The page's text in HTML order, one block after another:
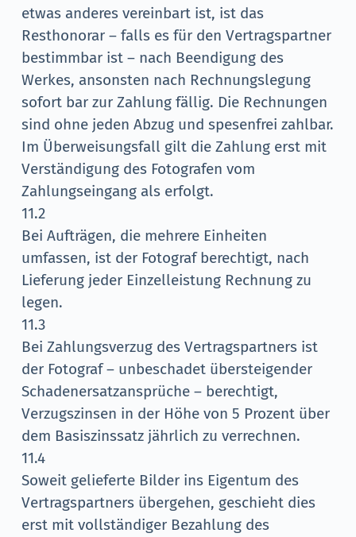
etwas anderes vereinbart ist, ist das
Resthonorar – falls es für den Vertragspartner
bestimmbar ist – nach Beendigung des
Werkes, ansonsten nach Rechnungslegung
sofort bar zur Zahlung fällig. Die Rechnungen
sind ohne jeden Abzug und spesenfrei zahlbar.
Im Überweisungsfall gilt die Zahlung erst mit
Verständigung des Fotografen vom
Zahlungseingang als erfolgt.
11.2
Bei Aufträgen, die mehrere Einheiten
umfassen, ist der Fotograf berechtigt, nach
Lieferung jeder Einzelleistung Rechnung zu
legen.
11.3
Bei Zahlungsverzug des Vertragspartners ist
der Fotograf – unbeschadet übersteigender
Schadenersatzansprüche – berechtigt,
Verzugszinsen in der Höhe von 5 Prozent über
dem Basiszinssatz jährlich zu verrechnen.
11.4
Soweit gelieferte Bilder ins Eigentum des
Vertragspartners übergehen, geschieht dies
erst mit vollständiger Bezahlung des